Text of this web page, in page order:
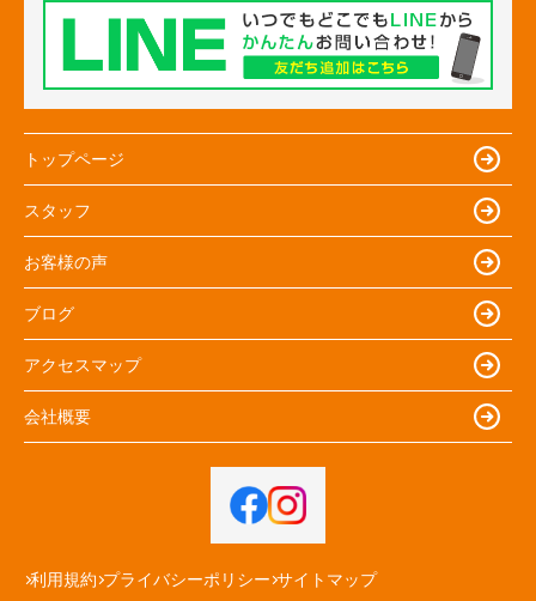
トップページ
スタッフ
お客様の声
ブログ
アクセスマップ
会社概要
利用規約 プライバシーポリシー サイトマップ